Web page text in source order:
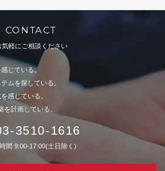
CONTACT
気軽にご相談ください
じている。
ムを探している。
感じている。
を計画している。
3510-1616
間 9:00-17:00(土日除く)